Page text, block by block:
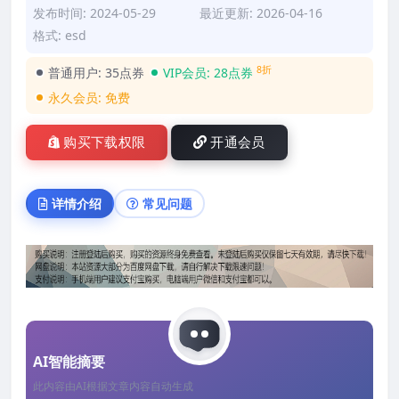
发布时间: 2024-05-29
最近更新: 2026-04-16
格式: esd
普通用户: 35点券 VIP会员: 28点券 8折
永久会员: 免费
购买下载权限 开通会员
详情介绍 常见问题
AI智能摘要
此内容由AI根据文章内容自动生成